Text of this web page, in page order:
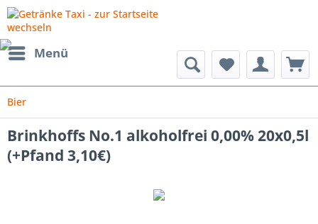
Menü
Bier
Brinkhoffs No.1 alkoholfrei 0,00% 20x0,5l
(+Pfand 3,10€)